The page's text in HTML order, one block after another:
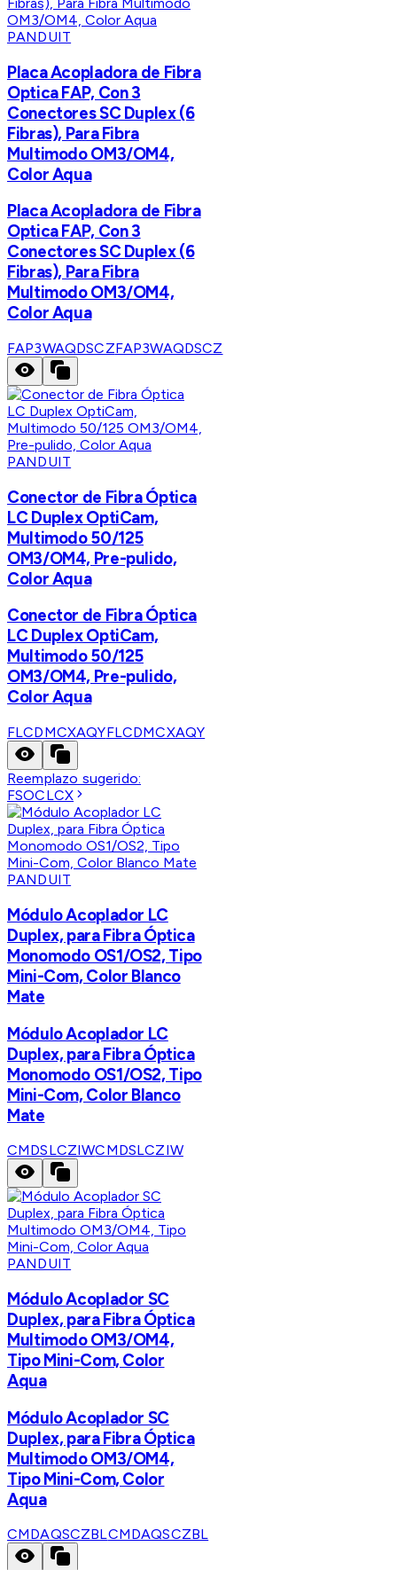
PANDUIT
Placa Acopladora de Fibra
Optica FAP, Con 3
Conectores SC Duplex (6
Fibras), Para Fibra
Multimodo OM3/OM4,
Color Aqua
Placa Acopladora de Fibra
Optica FAP, Con 3
Conectores SC Duplex (6
Fibras), Para Fibra
Multimodo OM3/OM4,
Color Aqua
FAP3WAQDSCZFAP3WAQDSCZ
PANDUIT
Conector de Fibra Óptica
LC Duplex OptiCam,
Multimodo 50/125
OM3/OM4, Pre-pulido,
Color Aqua
Conector de Fibra Óptica
LC Duplex OptiCam,
Multimodo 50/125
OM3/OM4, Pre-pulido,
Color Aqua
FLCDMCXAQYFLCDMCXAQY
Reemplazo sugerido:
FSOCLCX
PANDUIT
Módulo Acoplador LC
Duplex, para Fibra Óptica
Monomodo OS1/OS2, Tipo
Mini-Com, Color Blanco
Mate
Módulo Acoplador LC
Duplex, para Fibra Óptica
Monomodo OS1/OS2, Tipo
Mini-Com, Color Blanco
Mate
CMDSLCZIWCMDSLCZIW
PANDUIT
Módulo Acoplador SC
Duplex, para Fibra Óptica
Multimodo OM3/OM4,
Tipo Mini-Com, Color
Aqua
Módulo Acoplador SC
Duplex, para Fibra Óptica
Multimodo OM3/OM4,
Tipo Mini-Com, Color
Aqua
CMDAQSCZBLCMDAQSCZBL